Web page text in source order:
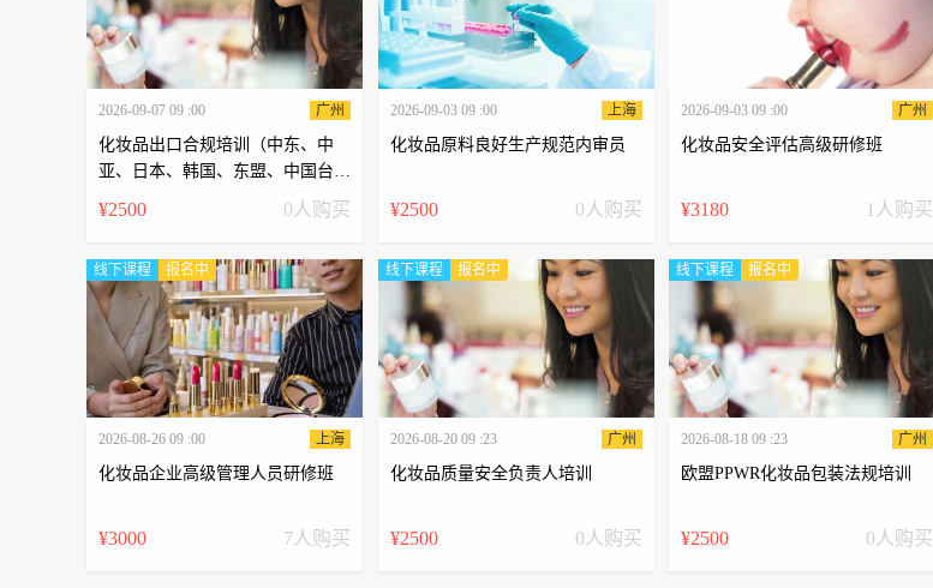
2026-09-07 09 :00 广州
化妆品出口合规培训（中东、中
亚、日本、韩国、东盟、中国台
¥2500 0人购买
2026-09-03 09 :00 上海
化妆品原料良好生产规范内审员
¥2500 0人购买
2026-09-03 09 :00 广州
化妆品安全评估高级研修班
¥3180 1人购买
线下课程 报名中
2026-08-26 09 :00 上海
化妆品企业高级管理人员研修班
¥3000 7人购买
线下课程 报名中
2026-08-20 09 :23 广州
化妆品质量安全负责人培训
¥2500 0人购买
线下课程 报名中
2026-08-18 09 :23 广州
欧盟PPWR化妆品包装法规培训
¥2500 0人购买